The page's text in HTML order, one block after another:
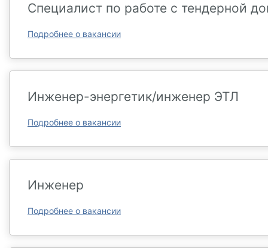
Специалист по работе с тендерной
Подробнее о вакансии
Инженер-энергетик/инженер ЭТЛ
Подробнее о вакансии
Инженер
Подробнее о вакансии